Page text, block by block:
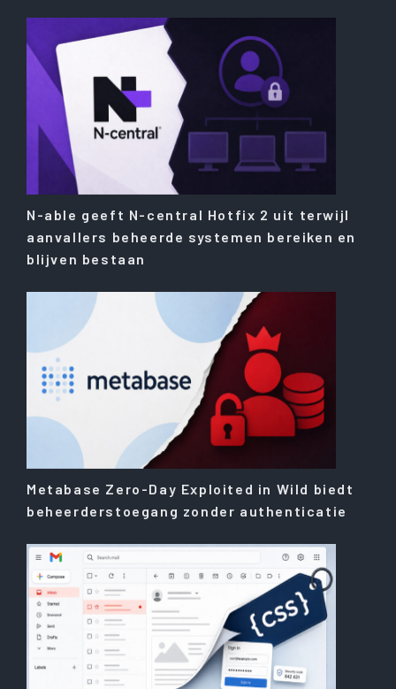
N-able geeft N-central Hotfix 2 uit terwijl
aanvallers beheerde systemen bereiken en
blijven bestaan
Metabase Zero-Day Exploited in Wild biedt
beheerderstoegang zonder authenticatie